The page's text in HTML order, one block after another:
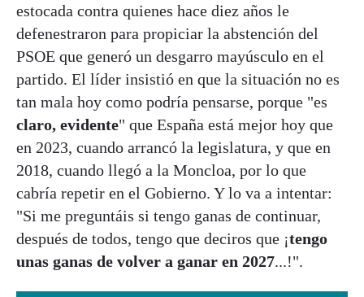
estocada contra quienes hace diez años le
defenestraron para propiciar la abstención del
PSOE que generó un desgarro mayúsculo en el
partido. El líder insistió en que la situación no es
tan mala hoy como podría pensarse, porque "es
claro, evidente" que España está mejor hoy que
en 2023, cuando arrancó la legislatura, y que en
2018, cuando llegó a la Moncloa, por lo que
cabría repetir en el Gobierno. Y lo va a intentar:
"Si me preguntáis si tengo ganas de continuar,
después de todos, tengo que deciros que ¡tengo
unas ganas de volver a ganar en 2027...!".